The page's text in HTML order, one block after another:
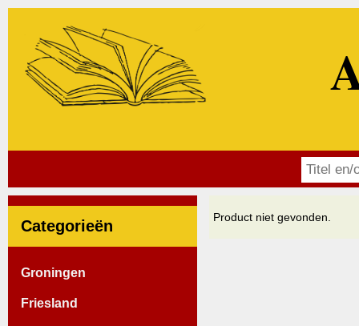
Categorieën
Groningen
Friesland
Product niet gevonden.